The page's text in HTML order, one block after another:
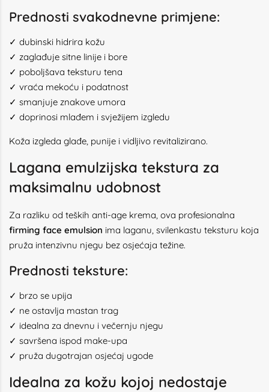
Prednosti svakodnevne primjene:
✓ dubinski hidrira kožu
✓ zaglađuje sitne linije i bore
✓ poboljšava teksturu tena
✓ vraća mekoću i podatnost
✓ smanjuje znakove umora
✓ doprinosi mlađem i svježijem izgledu
Koža izgleda glađe, punije i vidljivo revitalizirano.
Lagana emulzijska tekstura za
maksimalnu udobnost
Za razliku od teških anti-age krema, ova profesionalna
firming face emulsion ima laganu, svilenkastu teksturu koja
pruža intenzivnu njegu bez osjećaja težine.
Prednosti teksture:
✓ brzo se upija
✓ ne ostavlja mastan trag
✓ idealna za dnevnu i večernju njegu
✓ savršena ispod make-upa
✓ pruža dugotrajan osjećaj ugode
Idealna za kožu kojoj nedostaje